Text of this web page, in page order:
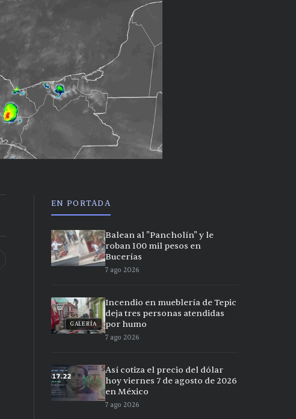
EN PORTADA
Balean al "Pancholín" y le
roban 100 mil pesos en
Bucerías
7 ago 2026
GALERÍA
Incendio en mueblería de Tepic
deja tres personas atendidas
por humo
7 ago 2026
Así cotiza el precio del dólar
hoy viernes 7 de agosto de 2026
en México
7 ago 2026